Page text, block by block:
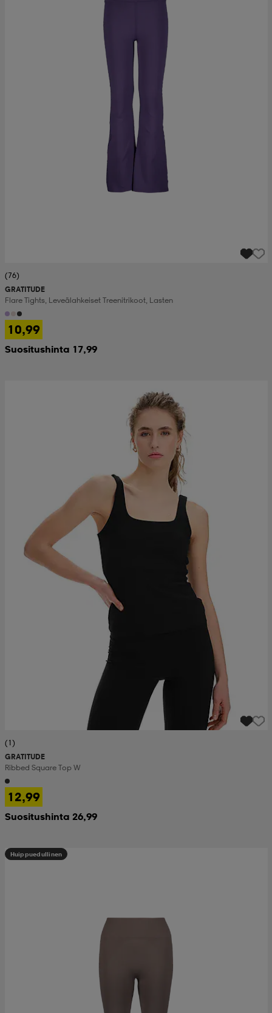
(76)
GRATITUDE
Flare Tights, Leveälahkeiset Treenitrikoot, Lasten
10,99
Suositushinta 17,99
(1)
GRATITUDE
Ribbed Square Top W
12,99
Suositushinta 26,99
Huippuedullinen